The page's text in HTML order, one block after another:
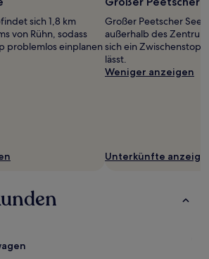
sich 1,8 km
von Rühn, sodass
problemlos einplanen
Großer Peetscher See
außerhalb des
sich ein
lässt.
Weniger anzeigen
Unterkünfte